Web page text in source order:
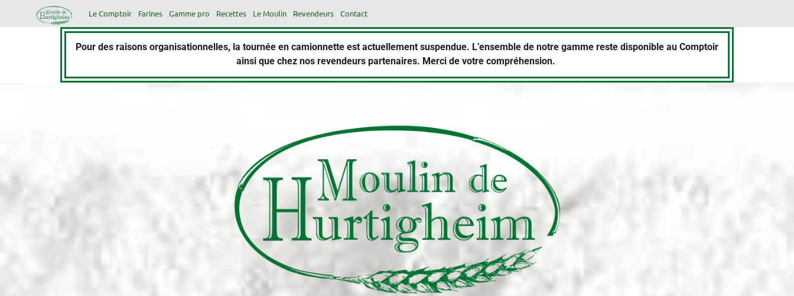
Le Comptoir Farines Gamme pro Recettes Le Moulin Revendeurs Contact
Pour des raisons organisationnelles, la tournée en camionnette est actuellement suspendue. L’ensemble de notre gamme reste disponible au Comptoir
ainsi que chez nos revendeurs partenaires. Merci de votre compréhension.